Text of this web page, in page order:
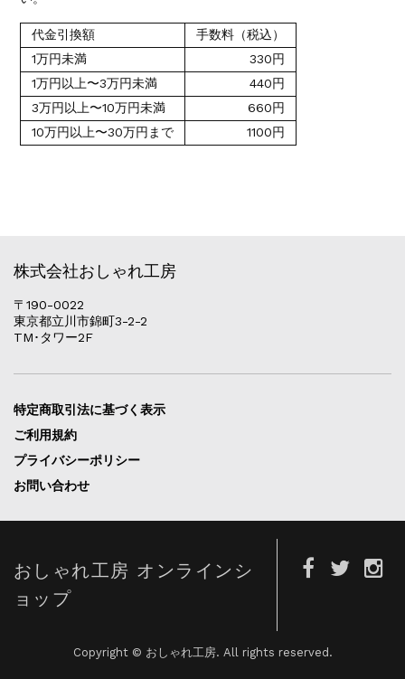
代金引換額
手数料（税込）
1万円未満
330円
1万円以上〜3万円未満
440円
3万円以上〜10万円未満
660円
10万円以上〜30万円まで
1100円
株式会社おしゃれ工房
〒190-0022
東京都立川市錦町3-2-2
TM･タワー2F
特定商取引法に基づく表示
ご利用規約
プライバシーポリシー
お問い合わせ
おしゃれ工房 オンラインシ
ョップ
Copyright © おしゃれ工房. All rights reserved.